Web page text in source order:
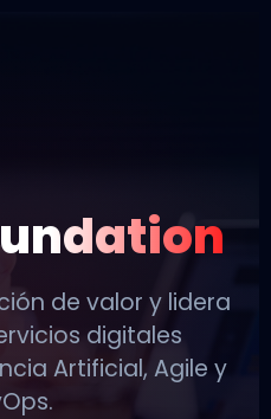
de valor y lidera
digitales
Artificial, Agile y